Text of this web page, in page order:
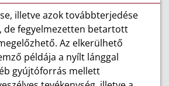
illetve azok továbbterjedése
de fegyelmezetten betartott
Az elkerülhető
példája a nyílt lánggal
gyújtóforrás mellett